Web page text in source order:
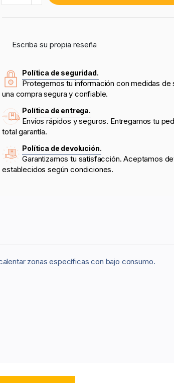
Escriba su propia reseña
Política de seguridad.
Protegemos tu información con medidas de
una compra segura y confiable.
Política de entrega.
Envíos rápidos y seguros. Entregamos tu
total garantía.
Política de devolución.
Garantizamos tu satisfacción. Aceptamos
establecidos según condiciones.
zonas específicas con bajo consumo.